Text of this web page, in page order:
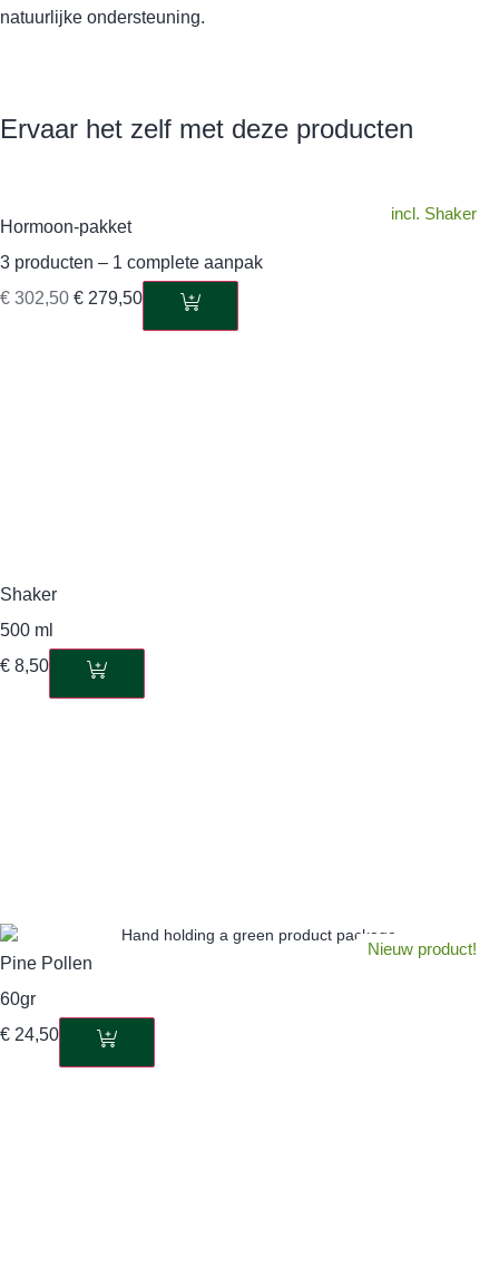
natuurlijke ondersteuning.
Ervaar het zelf met deze producten
incl. Shaker
Hormoon-pakket
3 producten – 1 complete aanpak
€ 302,50 € 279,50
Shaker
500 ml
€ 8,50
Nieuw product!
Pine Pollen
60gr
€ 24,50